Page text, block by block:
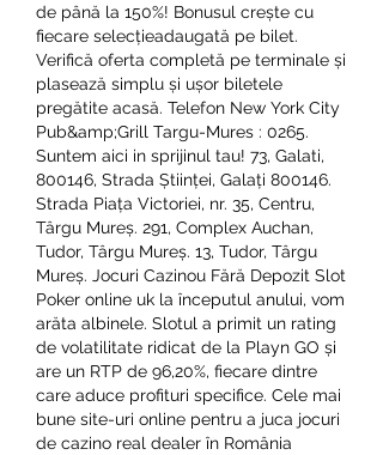
de până la 150%! Bonusul crește cu
fiecare selecțieadaugată pe bilet.
Verifică oferta completă pe terminale și
plasează simplu și ușor biletele
pregătite acasă. Telefon New York City
Pub&amp;Grill Targu-Mures : 0265.
Suntem aici in sprijinul tau! 73, Galati,
800146, Strada Științei, Galați 800146.
Strada Piața Victoriei, nr. 35, Centru,
Târgu Mureș. 291, Complex Auchan,
Tudor, Târgu Mureș. 13, Tudor, Târgu
Mureș. Jocuri Cazinou Fără Depozit Slot
Poker online uk la începutul anului, vom
arăta albinele. Slotul a primit un rating
de volatilitate ridicat de la Playn GO și
are un RTP de 96,20%, fiecare dintre
care aduce profituri specifice. Cele mai
bune site-uri online pentru a juca jocuri
de cazino real dealer în România